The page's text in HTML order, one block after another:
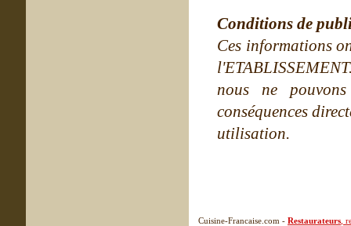
Conditions de
Ces informations
nous ne
conséquences
utilisation.
Cuisine-Francaise.com - Restaurateurs ,